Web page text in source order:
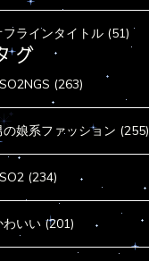
フラインタイトル (51)
グ
(263)
の娘系ファッション (255)
(234)
わいい (201)